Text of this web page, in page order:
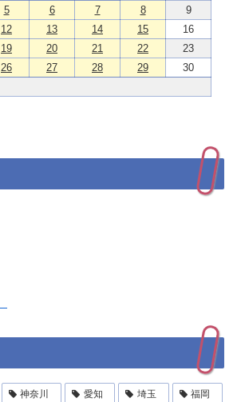
5 6 7 8
9
12 13 14 15
16
19 20 21 22
23
26 27 28 29
30
神奈川 愛知 埼玉 福岡